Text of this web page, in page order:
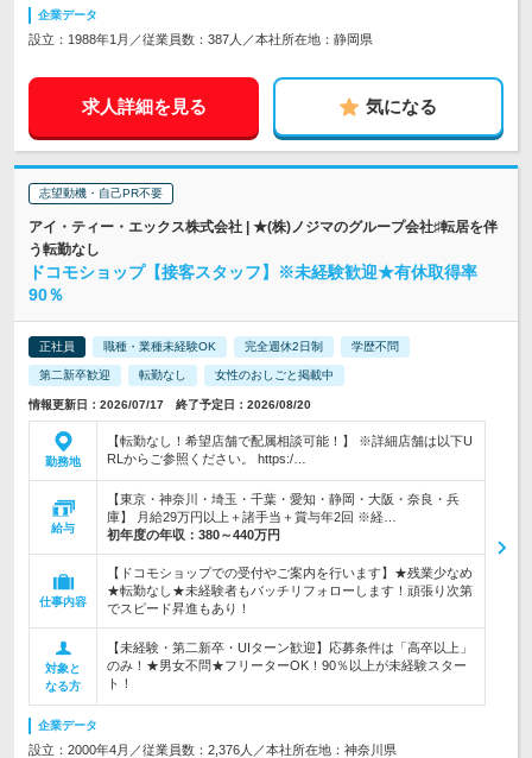
企業データ
設立：1988年1月／従業員数：387人／本社所在地：静岡県
求人詳細を見る 気になる
志望動機・自己PR不要
アイ・ティー・エックス株式会社 | ★(株)ノジマのグループ会社♯転居を伴
う転勤なし
ドコモショップ【接客スタッフ】※未経験歓迎★有休取得率
90％
正社員 職種・業種未経験OK 完全週休2日制 学歴不問
第二新卒歓迎 転勤なし 女性のおしごと掲載中
情報更新日：2026/07/17 終了予定日：2026/08/20
勤務地
【転勤なし！希望店舗で配属相談可能！】 ※詳細店舗は以下U
RLからご参照ください。 https:/…
給与
【東京・神奈川・埼玉・千葉・愛知・静岡・大阪・奈良・兵
庫】 月給29万円以上＋諸手当＋賞与年2回 ※経…
初年度の年収： 380～440万円
仕事内容
【ドコモショップでの受付やご案内を行います】★残業少なめ
★転勤なし★未経験者もバッチリフォローします！頑張り次第
でスピード昇進もあり！
対象と
なる方
【未経験・第二新卒・UIターン歓迎】応募条件は「高卒以上」
のみ！★男女不問★フリーターOK！90％以上が未経験スター
ト！
企業データ
設立：2000年4月／従業員数：2,376人／本社所在地：神奈川県